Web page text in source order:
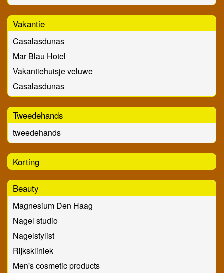
Vakantie
Casalasdunas
Mar Blau Hotel
Vakantiehuisje veluwe
Casalasdunas
Tweedehands
tweedehands
Korting
Beauty
Magnesium Den Haag
Nagel studio
Nagelstylist
Rijkskliniek
Men's cosmetic products